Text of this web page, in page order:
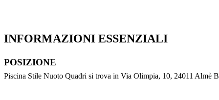
INFORMAZIONI ESSENZIALI
POSIZIONE
Piscina Stile Nuoto Quadri si trova in Via Olimpia, 10, 24011 Almè